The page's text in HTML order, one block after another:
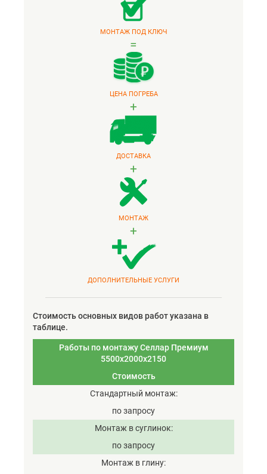
МОНТАЖ ПОД КЛЮЧ
=
ЦЕНА ПОГРЕБА
+
ДОСТАВКА
+
МОНТАЖ
+
ДОПОЛНИТЕЛЬНЫЕ УСЛУГИ
Стоимость основных видов работ указана в
таблице.
Работы по монтажу Селлар Премиум
5500х2000х2150
Стоимость
Стандартный монтаж
по запросу
Монтаж в суглинок
по запросу
Монтаж в глину